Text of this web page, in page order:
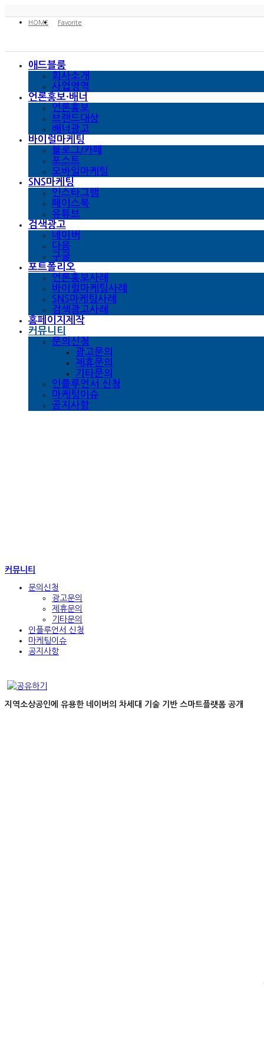
HOME Favorite
애드블룸
회사소개
사업영역
언론홍보·배너
언론홍보
브랜드대상
배너광고
바이럴마케팅
블로그/카페
포스트
모바일마케팅
SNS마케팅
인스타그램
페이스북
유튜브
검색광고
네이버
다음
구글
포트폴리오
언론홍보사례
바이럴마케팅사례
SNS마케팅사례
검색광고사례
홈페이지제작
커뮤니티
문의신청
광고문의
제휴문의
기타문의
인플루언서 신청
마케팅이슈
공지사항
커뮤니티
문의신청
광고문의
제휴문의
기타문의
인플루언서 신청
마케팅이슈
공지사항
지역소상공인에 유용한 네이버의 차세대 기술 기반 스마트플랫폼 공개